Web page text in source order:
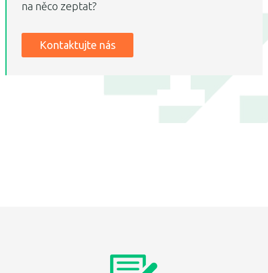
na něco zeptat?
Kontaktujte nás